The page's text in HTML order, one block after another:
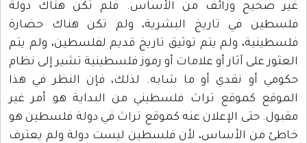
غير صحيح وزائف من الأساس. فلم تكن هناك دولة
فلسطين في تاريخ البشرية، ولم تكن هناك حضارة
فلسطينية، ولم يتم توثيق تاريخ قديم لفلسطين، ولم يتم
العثور على آثار أو علامات أو رموز فلسطينية تشير إلى نظام
حكومي أو نقدي أو ما شابه. لذلك، فإن النظر في هذا
الموقع كموقع تراث فلسطيني من البداية هو أمر غير
مقبول. حتى الإعلان عنه كموقع تراث في دولة فلسطين هو
خاطئ من الأساس، لأن فلسطين ليست دولة ولم يعترف